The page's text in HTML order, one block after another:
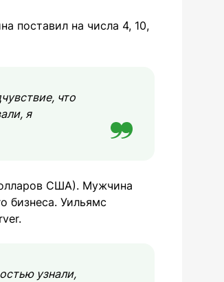
поставил на числа 4, 10,
что
я
США). Мужчина
бизнеса. Уильямс
узнали,